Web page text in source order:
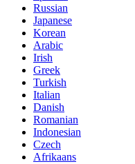
Russian
Japanese
Korean
Arabic
Irish
Greek
Turkish
Italian
Danish
Romanian
Indonesian
Czech
Afrikaans